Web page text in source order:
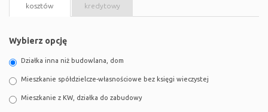
kosztów
kredytowy
Wybierz opcję
Działka inna niż budowlana, dom
Mieszkanie spółdzielcze-własnościowe bez księgi wieczystej
Mieszkanie z KW, działka do zabudowy